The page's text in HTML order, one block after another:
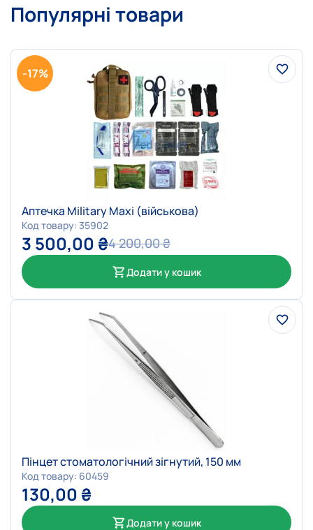
Популярні товари
-17%
Аптечка Military Maxi (військова)
Код товару: 35902
4 200,00₴
3 500,00 ₴
Додати у кошик
Пінцет стоматологічний зігнутий, 150 мм
Код товару: 60459
130,00 ₴
Додати у кошик